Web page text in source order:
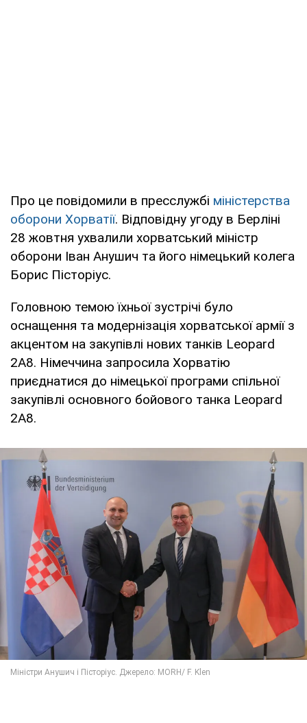
Про це повідомили в пресслужбі міністерства
оборони Хорватії. Відповідну угоду в Берліні
28 жовтня ухвалили хорватський міністр
оборони Іван Анушич та його німецький колега
Борис Пісторіус.
Головною темою їхньої зустрічі було
оснащення та модернізація хорватської армії з
акцентом на закупівлі нових танків Leopard
2A8. Німеччина запросила Хорватію
приєднатися до німецької програми спільної
закупівлі основного бойового танка Leopard
2A8.